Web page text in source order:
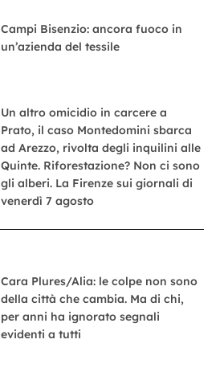
Campi Bisenzio: ancora fuoco in
un’azienda del tessile
Un altro omicidio in carcere a
Prato, il caso Montedomini sbarca
ad Arezzo, rivolta degli inquilini alle
Quinte. Riforestazione? Non ci sono
gli alberi. La Firenze sui giornali di
venerdì 7 agosto
Cara Plures/Alia: le colpe non sono
della città che cambia. Ma di chi,
per anni ha ignorato segnali
evidenti a tutti